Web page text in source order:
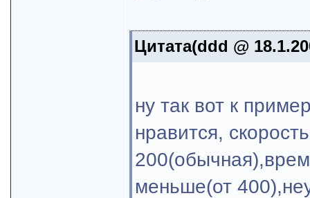
Цитата(ddd @
ну так вот к
нравится,
меньше(от